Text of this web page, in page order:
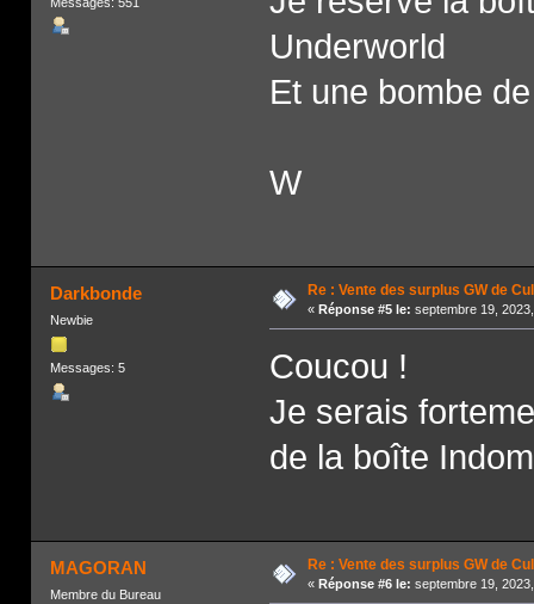
Underworld
Et une bombe
W
Darkbonde
Newbie
Messages: 5
Re : Vente des surplus GW de
« Réponse #5 le: septembre 19,
Coucou !
Je serais
de la boîte
MAGORAN
Membre du Bureau
Re : Vente des surplus GW de
« Réponse #6 le: septembre 19,